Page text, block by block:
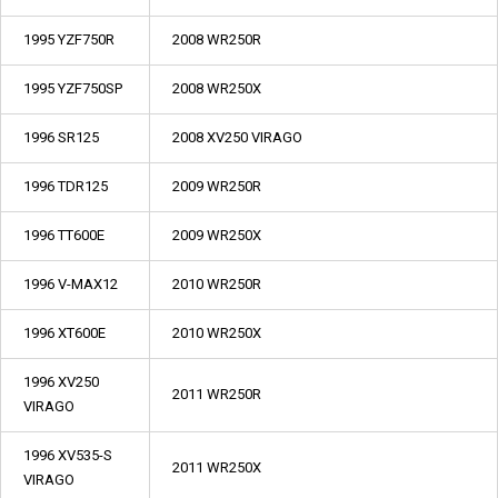
1995 YZF750R 2008 WR250R
1995 YZF750SP 2008 WR250X
1996 SR125 2008 XV250 VIRAGO
1996 TDR125 2009 WR250R
1996 TT600E 2009 WR250X
1996 V-MAX12 2010 WR250R
1996 XT600E 2010 WR250X
1996 XV250
VIRAGO
2011 WR250R
1996 XV535-S
VIRAGO
2011 WR250X